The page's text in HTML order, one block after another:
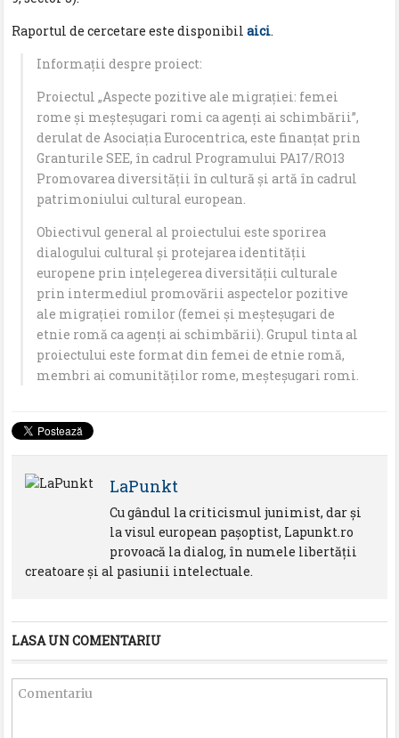
Raportul de cercetare este disponibilaici.
Informaţii despre proiect:
Proiectul „Aspecte pozitive ale migrației: femei
rome și meșteșugari romi ca agenți ai schimbării”,
derulat de Asociația Eurocentrica, este finanțat prin
Granturile SEE, în cadrul Programului PA17/RO13
Promovarea diversității în cultură și artă în cadrul
patrimoniului cultural european.
Obiectivul general al proiectului este sporirea
dialogului cultural și protejarea identității
europene prin ințelegerea diversității culturale
prin intermediul promovării aspectelor pozitive
ale migrației romilor (femei și meșteșugari de
etnie romă ca agenți ai schimbării). Grupul tinta al
proiectului este format din femei de etnie romă,
membri ai comunităților rome, meșteșugari romi.
LaPunkt
Cu gândul la criticismul junimist, dar şi
la visul european paşoptist, Lapunkt.ro
provoacă la dialog, în numele libertăţii
creatoare şi al pasiunii intelectuale.
LASA UN COMENTARIU